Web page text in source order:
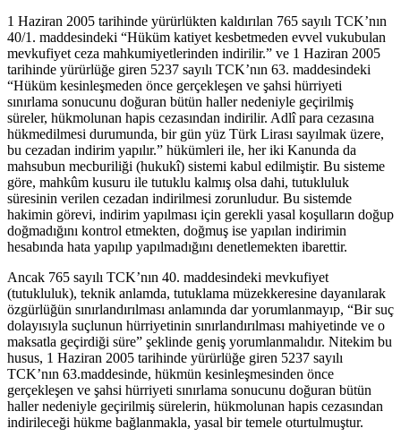
1 Haziran 2005 tarihinde yürürlükten kaldırılan 765 sayılı TCK’nın
40/1. maddesindeki “Hüküm katiyet kesbetmeden evvel vukubulan
mevkufiyet ceza mahkumiyetlerinden indirilir.” ve 1 Haziran 2005
tarihinde yürürlüğe giren 5237 sayılı TCK’nın 63. maddesindeki
“Hüküm kesinleşmeden önce gerçekleşen ve şahsi hürriyeti
sınırlama sonucunu doğuran bütün haller nedeniyle geçirilmiş
süreler, hükmolunan hapis cezasından indirilir. Adlî para cezasına
hükmedilmesi durumunda, bir gün yüz Türk Lirası sayılmak üzere,
bu cezadan indirim yapılır.” hükümleri ile, her iki Kanunda da
mahsubun mecburiliği (hukukî) sistemi kabul edilmiştir. Bu sisteme
göre, mahkûm kusuru ile tutuklu kalmış olsa dahi, tutukluluk
süresinin verilen cezadan indirilmesi zorunludur. Bu sistemde
hakimin görevi, indirim yapılması için gerekli yasal koşulların doğup
doğmadığını kontrol etmekten, doğmuş ise yapılan indirimin
hesabında hata yapılıp yapılmadığını denetlemekten ibarettir.
Ancak 765 sayılı TCK’nın 40. maddesindeki mevkufiyet
(tutukluluk), teknik anlamda, tutuklama müzekkeresine dayanılarak
özgürlüğün sınırlandırılması anlamında dar yorumlanmayıp, “Bir suç
dolayısıyla suçlunun hürriyetinin sınırlandırılması mahiyetinde ve o
maksatla geçirdiği süre” şeklinde geniş yorumlanmalıdır. Nitekim bu
husus, 1 Haziran 2005 tarihinde yürürlüğe giren 5237 sayılı
TCK’nın 63.maddesinde, hükmün kesinleşmesinden önce
gerçekleşen ve şahsi hürriyeti sınırlama sonucunu doğuran bütün
haller nedeniyle geçirilmiş sürelerin, hükmolunan hapis cezasından
indirileceği hükme bağlanmakla, yasal bir temele oturtulmuştur.